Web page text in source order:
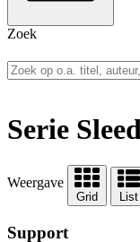
Zoek
Serie
Weergave
Grid List
Support